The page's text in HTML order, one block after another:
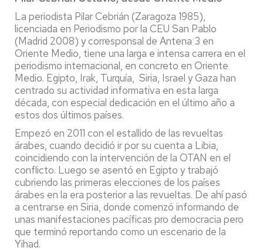
La periodista Pilar Cebrián (Zaragoza 1985),
licenciada en Periodismo por la CEU San Pablo
(Madrid 2008) y corresponsal de Antena 3 en
Oriente Medio, tiene una larga e intensa carrera en el
periodismo internacional, en concreto en Oriente
Medio. Egipto, Irak, Turquía, Siria, Israel y Gaza han
centrado su actividad informativa en esta larga
década, con especial dedicación en el último año a
estos dos últimos países.
Empezó en 2011 con el estallido de las revueltas
árabes, cuando decidió ir por su cuenta a Libia,
coincidiendo con la intervención de la OTAN en el
conflicto. Luego se asentó en Egipto y trabajó
cubriendo las primeras elecciones de los países
árabes en la era posterior a las revueltas. De ahí pasó
a centrarse en Siria, donde comenzó informando de
unas manifestaciones pacíficas pro democracia pero
que terminó reportando como un escenario de la
Yihad.